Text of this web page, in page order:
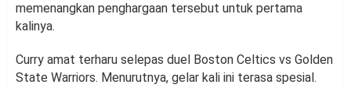
memenangkan penghargaan tersebut untuk pertama
kalinya.
Curry amat terharu selepas duel Boston Celtics vs Golden
State Warriors. Menurutnya, gelar kali ini terasa spesial.